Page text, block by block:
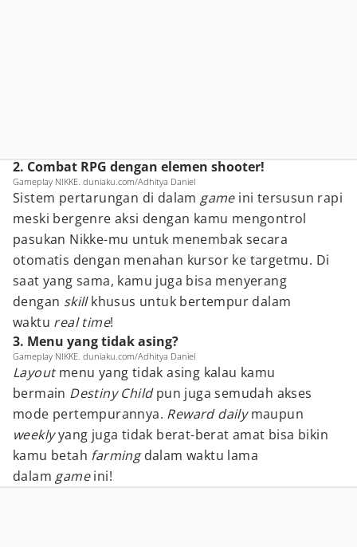
2. Combat RPG dengan elemen shooter!
Gameplay NIKKE. duniaku.com/Adhitya Daniel
Sistem pertarungan di dalam game ini tersusun rapi
meski bergenre aksi dengan kamu mengontrol
pasukan Nikke-mu untuk menembak secara
otomatis dengan menahan kursor ke targetmu. Di
saat yang sama, kamu juga bisa menyerang
dengan skillkhusus untuk bertempur dalam
waktu real time!
3. Menu yang tidak asing?
Gameplay NIKKE. duniaku.com/Adhitya Daniel
Layoutmenu yang tidak asing kalau kamu
bermain Destiny Childpun juga semudah akses
mode pertempurannya. Reward dailymaupun
weeklyyang juga tidak berat-berat amat bisa bikin
kamu betah farmingdalam waktu lama
dalam gameini!